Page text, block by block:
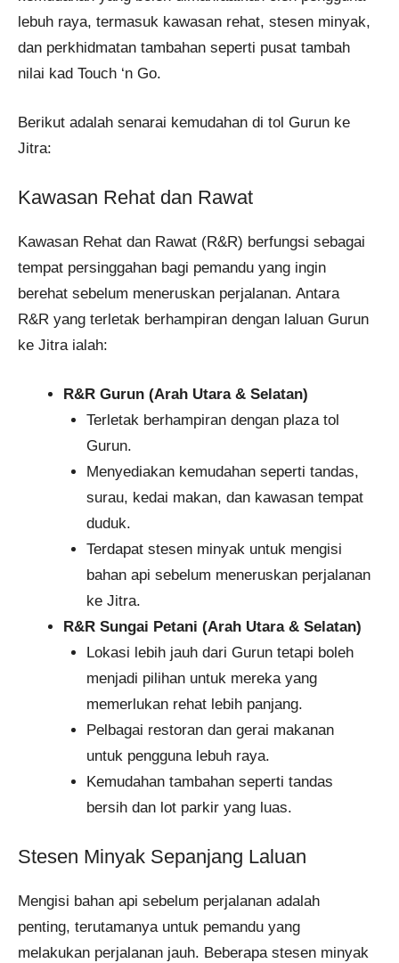
lebuh raya, termasuk kawasan rehat, stesen minyak,
dan perkhidmatan tambahan seperti pusat tambah
nilai kad Touch ‘n Go.
Berikut adalah senarai kemudahan di tol Gurun ke
Jitra:
Kawasan Rehat dan Rawat
Kawasan Rehat dan Rawat (R&R) berfungsi sebagai
tempat persinggahan bagi pemandu yang ingin
berehat sebelum meneruskan perjalanan. Antara
R&R yang terletak berhampiran dengan laluan Gurun
ke Jitra ialah:
R&R Gurun (Arah Utara & Selatan)
Terletak berhampiran dengan plaza tol
Gurun.
Menyediakan kemudahan seperti tandas,
surau, kedai makan, dan kawasan tempat
duduk.
Terdapat stesen minyak untuk mengisi
bahan api sebelum meneruskan perjalanan
ke Jitra.
R&R Sungai Petani (Arah Utara & Selatan)
Lokasi lebih jauh dari Gurun tetapi boleh
menjadi pilihan untuk mereka yang
memerlukan rehat lebih panjang.
Pelbagai restoran dan gerai makanan
untuk pengguna lebuh raya.
Kemudahan tambahan seperti tandas
bersih dan lot parkir yang luas.
Stesen Minyak Sepanjang Laluan
Mengisi bahan api sebelum perjalanan adalah
penting, terutamanya untuk pemandu yang
melakukan perjalanan jauh. Beberapa stesen minyak